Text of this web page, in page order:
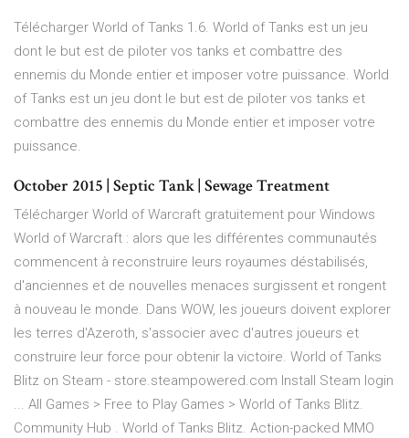
Télécharger World of Tanks 1.6. World of Tanks est un jeu
dont le but est de piloter vos tanks et combattre des
ennemis du Monde entier et imposer votre puissance. World
of Tanks est un jeu dont le but est de piloter vos tanks et
combattre des ennemis du Monde entier et imposer votre
puissance.
October 2015 | Septic Tank | Sewage Treatment
Télécharger World of Warcraft gratuitement pour Windows
World of Warcraft : alors que les différentes communautés
commencent à reconstruire leurs royaumes déstabilisés,
d'anciennes et de nouvelles menaces surgissent et rongent
à nouveau le monde. Dans WOW, les joueurs doivent explorer
les terres d'Azeroth, s'associer avec d'autres joueurs et
construire leur force pour obtenir la victoire. World of Tanks
Blitz on Steam - store.steampowered.com Install Steam login
... All Games > Free to Play Games > World of Tanks Blitz.
Community Hub . World of Tanks Blitz. Action-packed MMO